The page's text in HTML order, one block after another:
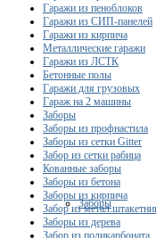
Заборы
Гаражи из пеноблоков
Гаражи из СИП-панелей
Гаражи из кирпича
Металлические гаражи
Гаражи из ЛСТК
Бетонные полы
Гаражи для грузовых
Гараж на 2 машины
Заборы
Заборы из профнастила
Заборы из сетки Gitter
Забор из сетки рабица
Кованные заборы
Заборы из бетона
Заборы из кирпича
Забор из
Заборы из дерева
Забор из поликарбоната